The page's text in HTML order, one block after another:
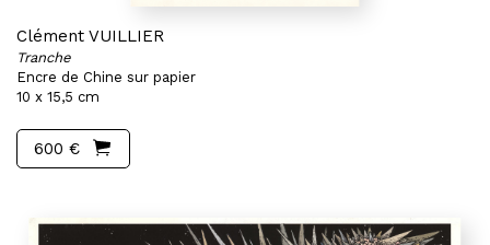
Clément VUILLIER
Tranche
Encre de Chine sur papier
10 x 15,5 cm
600 €